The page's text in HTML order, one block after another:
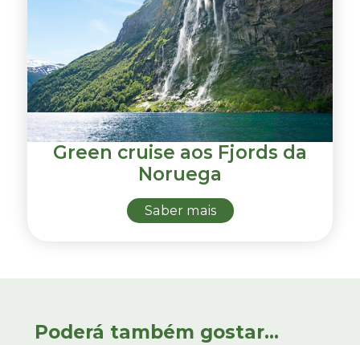
Green cruise aos Fjords da
Noruega
Saber mais
Poderá também gostar...